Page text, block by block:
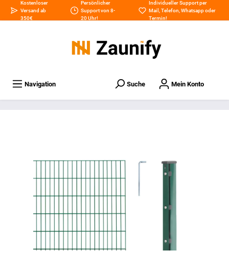
Kostenloser
Versand ab
350€
Persönlicher
Support von 8-
20 Uhr!
Individueller Support per
Mail,Telefon,Whatsappoder
Termin!
Navigation Suche Mein Konto